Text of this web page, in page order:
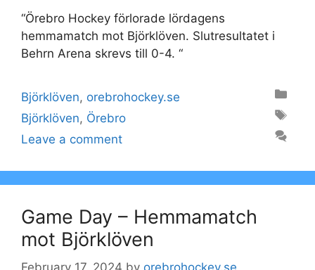
“Örebro Hockey förlorade lördagens
hemmamatch mot Björklöven. Slutresultatet i
Behrn Arena skrevs till 0-4. “
Categories
Björklöven, orebrohockey.se
Tags
Björklöven, Örebro
Leave a comment
Game Day – Hemmamatch
mot Björklöven
February 17, 2024 by orebrohockey.se